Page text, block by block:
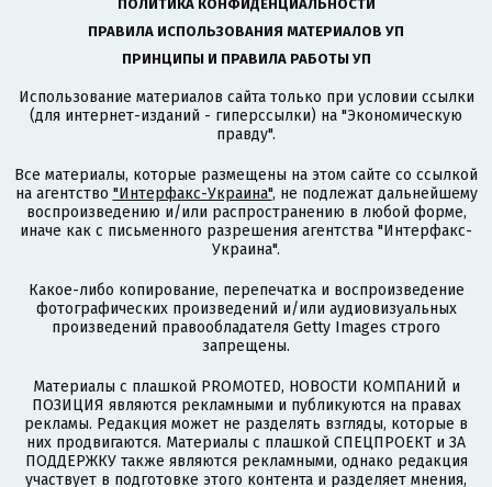
ПОЛИТИКА КОНФИДЕНЦИАЛЬНОСТИ
ПРАВИЛА ИСПОЛЬЗОВАНИЯ МАТЕРИАЛОВ УП
ПРИНЦИПЫ И ПРАВИЛА РАБОТЫ УП
Использование материалов сайта только при условии ссылки
(для интернет-изданий - гиперссылки) на "Экономическую
правду".
Все материалы, которые размещены на этом сайте со ссылкой
на агентство "Интерфакс-Украина", не подлежат дальнейшему
воспроизведению и/или распространению в любой форме,
иначе как с письменного разрешения агентства "Интерфакс-
Украина".
Какое-либо копирование, перепечатка и воспроизведение
фотографических произведений и/или аудиовизуальных
произведений правообладателя Getty Images строго
запрещены.
Материалы с плашкой PROMOTED, НОВОСТИ КОМПАНИЙ и
ПОЗИЦИЯ являются рекламными и публикуются на правах
рекламы. Редакция может не разделять взгляды, которые в
них продвигаются. Материалы с плашкой СПЕЦПРОЕКТ и ЗА
ПОДДЕРЖКУ также являются рекламными, однако редакция
участвует в подготовке этого контента и разделяет мнения,